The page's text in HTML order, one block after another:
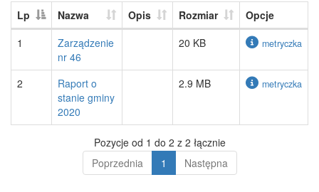
Lp Nazwa Opis Rozmiar
Opcje
1
Zarządzenie
nr 46
20 KB metryczka
2
Raport o
stanie gminy
2020
2.9 MB metryczka
Pozycje od 1 do 2 z 2 łącznie
Poprzednia
1 Następna